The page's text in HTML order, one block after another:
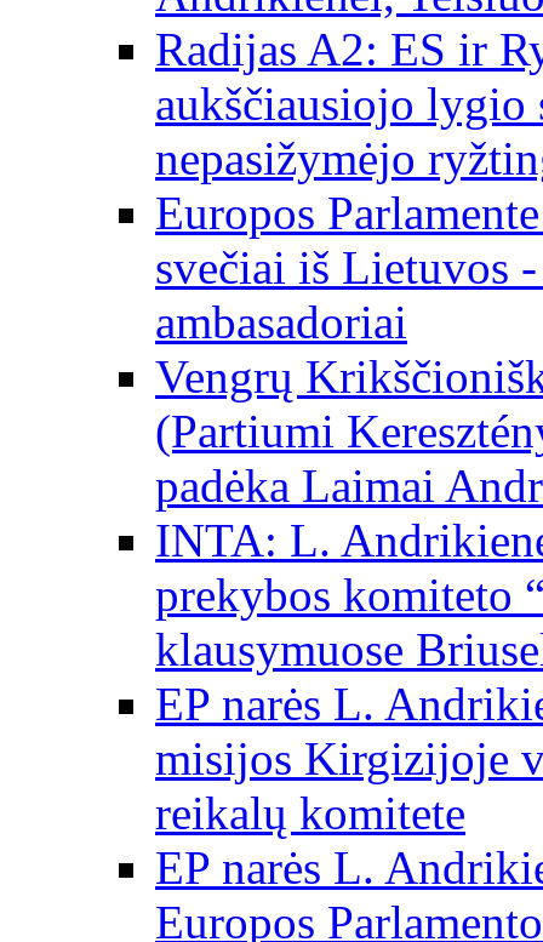
Radijas A2: ES ir
aukščiausiojo
nepasižymėjo
Europos
svečiai iš Lietuvos
ambasadoriai
Vengrų
(Partiumi
padėka Laimai
INTA: L.
prekybos komiteto
klausymuose
EP narės L.
misijos Kirgizijoje
reikalų komitete
EP narės L.
Europos